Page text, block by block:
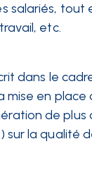
salariés, tout
etc.
dans le
en place
de
sur la qualité